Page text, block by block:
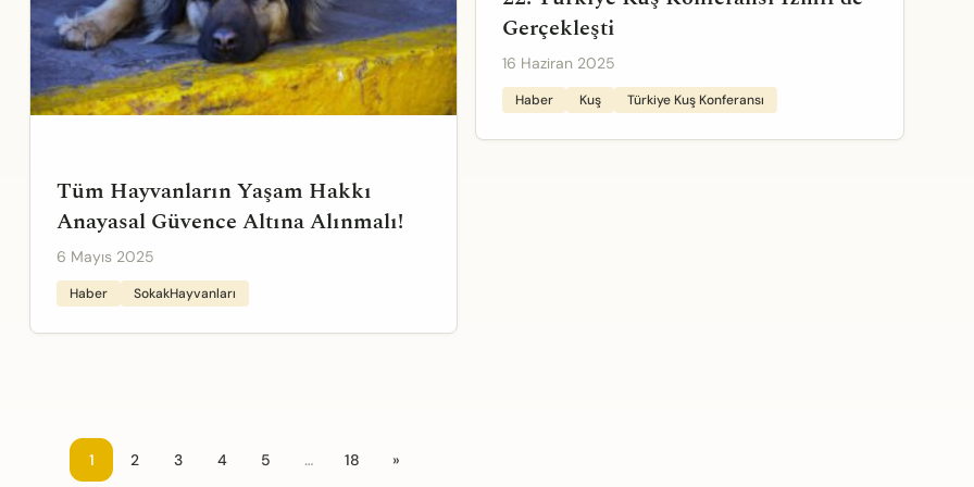
Gerçekleşti
16 Haziran 2025
Haber Kuş Türkiye Kuş Konferansı
Tüm Hayvanların Yaşam Hakkı
Anayasal Güvence Altına Alınmalı!
6 Mayıs 2025
Haber SokakHayvanları
1 2 3 4 5 … 18 »